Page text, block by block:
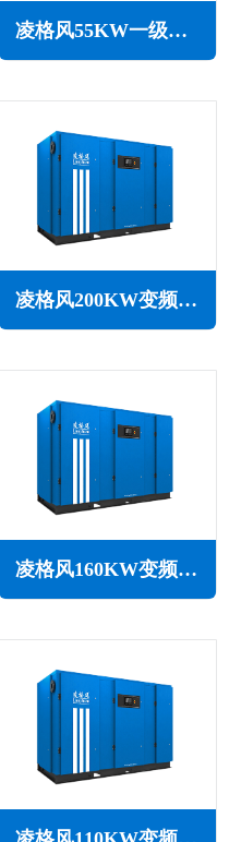
凌格风55KW一级能效永磁变频空压机LCH系列
凌格风200KW变频空压机LSV系列
凌格风160KW变频空压机LSV系列